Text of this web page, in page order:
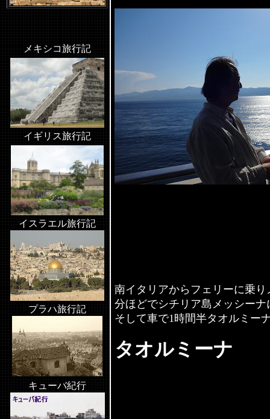
メキシコ旅行記
イギリス旅行記
イスラエル旅行記
プラハ旅行記
キューバ紀行
南イタリアからフェリーに乗
分ほどでシチリア島メッシーナ
そして車で1時間半タオルミー
タオルミーナ